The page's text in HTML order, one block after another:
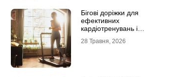
Бігові доріжки для
ефективних
кардіотренувань і
способу життя
28 Травня, 2026